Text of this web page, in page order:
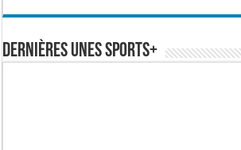
Dernières Unes Sports+